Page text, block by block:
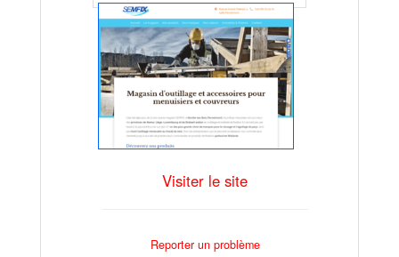
Visiter le site
Reporter un problème